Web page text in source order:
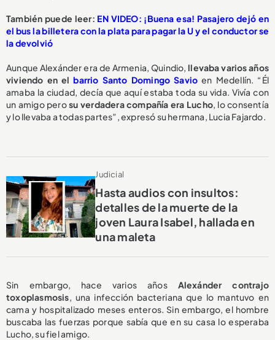
También puede leer: EN VIDEO: ¡Buena esa! Pasajero dejó en
el bus la billetera con la plata para pagar la U y el conductor se
la devolvió
Aunque Alexánder era de Armenia, Quindio,llevaba varios años
viviendo en elbarrio Santo Domingo Savio en Medellín. “Él
amaba la ciudad, decía que aquí estaba toda su vida. Vivía con
un amigo perosu verdadera compañía era Lucho, lo consentía
y lo llevaba a todas partes”, expresó su hermana, Lucia Fajardo.
Judicial
Hasta audios con insultos:
detalles de la muerte de la
joven Laura Isabel, hallada en
una maleta
Sin embargo, hace varios años Alexánder contrajo
toxoplasmosis, una infección bacteriana que lo mantuvo en
cama y hospitalizado meses enteros. Sin embargo, el hombre
buscaba las fuerzas porque sabía que en su casa lo esperaba
Lucho, su fiel amigo.